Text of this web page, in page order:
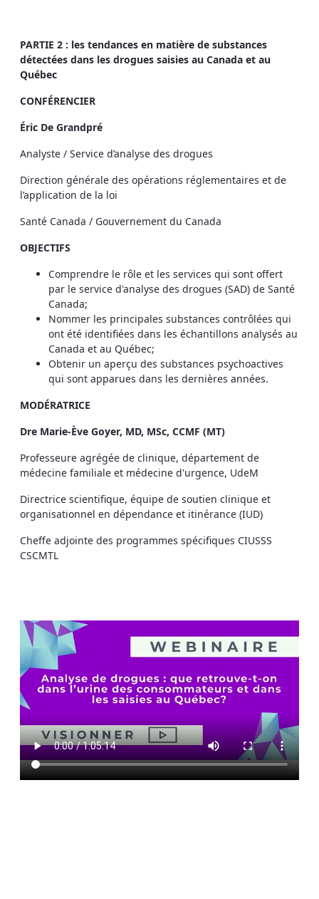
PARTIE 2 : les tendances en matière de substances
détectées dans les drogues saisies au Canada et au
Québec
CONFÉRENCIER
Éric De Grandpré
Analyste / Service d’analyse des drogues
Direction générale des opérations réglementaires et de
l’application de la loi
Santé Canada / Gouvernement du Canada
OBJECTIFS
Comprendre le rôle et les services qui sont offert
par le service d'analyse des drogues (SAD) de Santé
Canada;
Nommer les principales substances contrôlées qui
ont été identifiées dans les échantillons analysés au
Canada et au Québec;
Obtenir un aperçu des substances psychoactives
qui sont apparues dans les dernières années.
MODÉRATRICE
Dre Marie-Ève Goyer, MD, MSc, CCMF (MT)
Professeure agrégée de clinique, département de
médecine familiale et médecine d'urgence, UdeM
Directrice scientifique, équipe de soutien clinique et
organisationnel en dépendance et itinérance (IUD)
Cheffe adjointe des programmes spécifiques CIUSSS
CSCMTL